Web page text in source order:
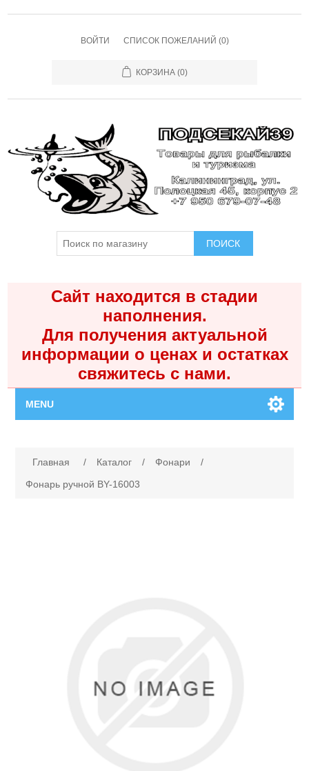
ВОЙТИ СПИСОК ПОЖЕЛАНИЙ (0)
КОРЗИНА (0)
ПОИСК
Сайт находится в стадии
наполнения.
Для получения актуальной
информации о ценах и остатках
свяжитесь с нами.
MENU
Каталог
Главная / Каталог / Фонари
/
Фонарь ручной BY-16003